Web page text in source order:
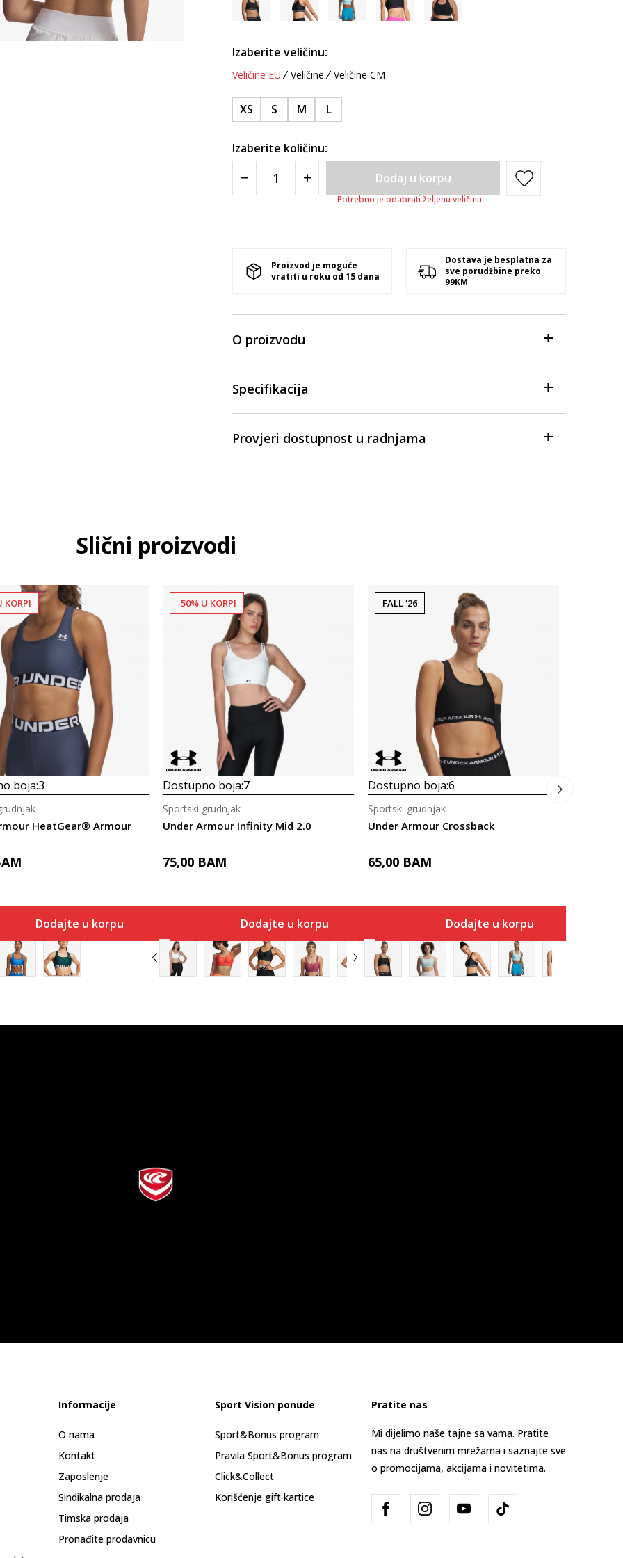
Izaberite veličinu:
Veličine EU Veličine Veličine CM
XS S M L
Izaberite količinu:
Dodaj u korpu
Potrebno je odabrati željenu veličinu
Proizvod je moguće
vratiti u roku od 15 dana
Dostava je besplatna za
sve porudžbine preko
99KM
O proizvodu
Specifikacija
Provjeri dostupnost u radnjama
Slični proizvodi
KORPI
boja:3
HeatGear® Armour
Dodajte u korpu
-50% U KORPI
Dostupno boja:7
Under Armour Infinity Mid 2.0
Sportski grudnjak
75,00 BAM
Dodajte u korpu
FALL '26
Dostupno boja:6
Under Armour Crossback
Sportski grudnjak
65,00 BAM
Dodajte u korpu
Informacije
O nama
Kontakt
Zaposlenje
Sindikalna prodaja
Timska prodaja
Pronađite prodavnicu
Sport Vision ponude
Sport&Bonus program
Pravila Sport&Bonus program
Click&Collect
Korišćenje gift kartice
Pratite nas
Mi dijelimo naše tajne sa vama. Pratite
nas na društvenim mrežama i saznajte sve
o promocijama, akcijama i novitetima.